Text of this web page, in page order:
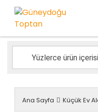
İçeriği
Geç
Ana Sayfa Küçük Ev